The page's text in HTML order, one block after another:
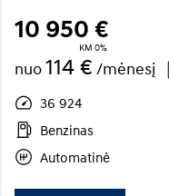
10 950 €
KM 0%
nuo114 € /mėnesį
36 924
Benzinas
Automatinė